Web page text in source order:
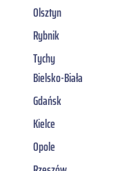
Olsztyn
Rybnik
Tychy
Bielsko-Biała
Gdańsk
Kielce
Opole